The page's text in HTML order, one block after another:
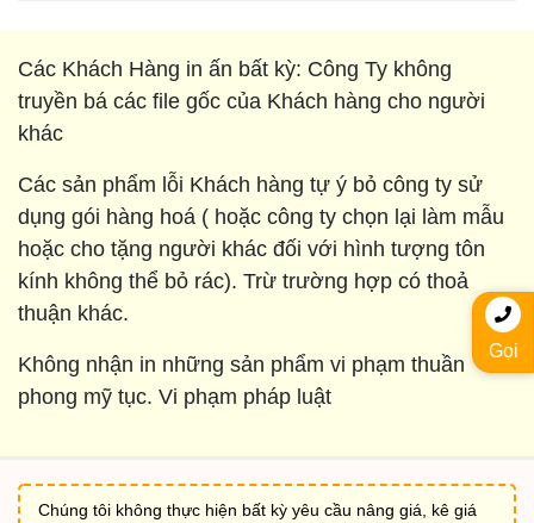
Gọi
Các Khách Hàng in ấn bất kỳ: Công Ty không
truyền bá các file gốc của Khách hàng cho người
khác
Các sản phẩm lỗi Khách hàng tự ý bỏ công ty sử
dụng gói hàng hoá ( hoặc công ty chọn lại làm mẫu
hoặc cho tặng người khác đối với hình tượng tôn
kính không thể bỏ rác). Trừ trường hợp có thoả
thuận khác.
Không nhận in những sản phẩm vi phạm thuần
phong mỹ tục. Vi phạm pháp luật
Chúng tôi không thực hiện bất kỳ yêu cầu nâng giá, kê giá